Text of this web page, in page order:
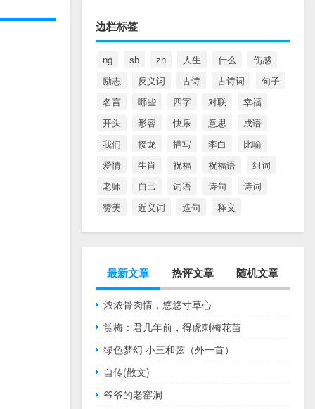
边栏标签
ng sh zh 人生 什么
伤感
励志
反义词 古诗 古诗词
句子
名言
哪些 四字 对联
幸福
开头
形容 快乐 意思
成语
我们
接龙 描写 李白
比喻
爱情
生肖 祝福 祝福语
组词
老师
自己 词语 诗句
诗词
赞美
近义词 造句 释义
最新文章 热评文章 随机文章
浓浓骨肉情，悠悠寸草心
赏梅：君几年前，得虎刺梅花苗
绿色梦幻 小三和弦（外一首）
自传(散文)
爷爷的老窑洞